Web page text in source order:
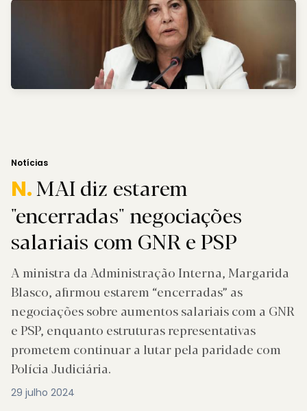
Notícias
N.MAI diz estarem
"encerradas" negociações
salariais com GNR e PSP
A ministra da Administração Interna, Margarida
Blasco, afirmou estarem “encerradas” as
negociações sobre aumentos salariais com a GNR
e PSP, enquanto estruturas representativas
prometem continuar a lutar pela paridade com
Polícia Judiciária.
29 julho 2024